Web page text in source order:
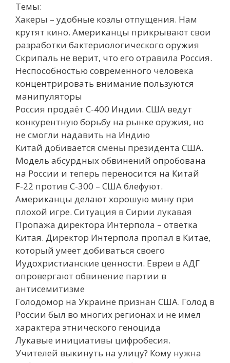
Темы:
Хакеры – удобные козлы отпущения. Нам
крутят кино. Американцы прикрывают свои
разработки бактериологического оружия
Скрипаль не верит, что его отравила Россия.
Неспособностью современного человека
концентрировать внимание пользуются
манипуляторы
Россия продаёт С-400 Индии. США ведут
конкурентную борьбу на рынке оружия, но
не смогли надавить на Индию
Китай добивается смены президента США.
Модель абсурдных обвинений опробована
на России и теперь переносится на Китай
F-22 против С-300 – США блефуют.
Американцы делают хорошую мину при
плохой игре. Ситуация в Сирии лукавая
Пропажа директора Интерпола – ответка
Китая. Директор Интерпола пропал в Китае,
который умеет добиваться своего
Иудохристианские ценности. Евреи в АДГ
опровергают обвинение партии в
антисемитизме
Голодомор на Украине признан США. Голод в
России был во многих регионах и не имел
характера этнического геноцида
Лукавые инициативы цифробесия.
Учителей выкинуть на улицу? Кому нужна